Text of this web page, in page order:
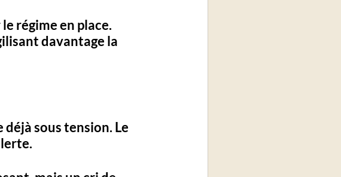
régime en place.
davantage la
déjà sous tension. Le